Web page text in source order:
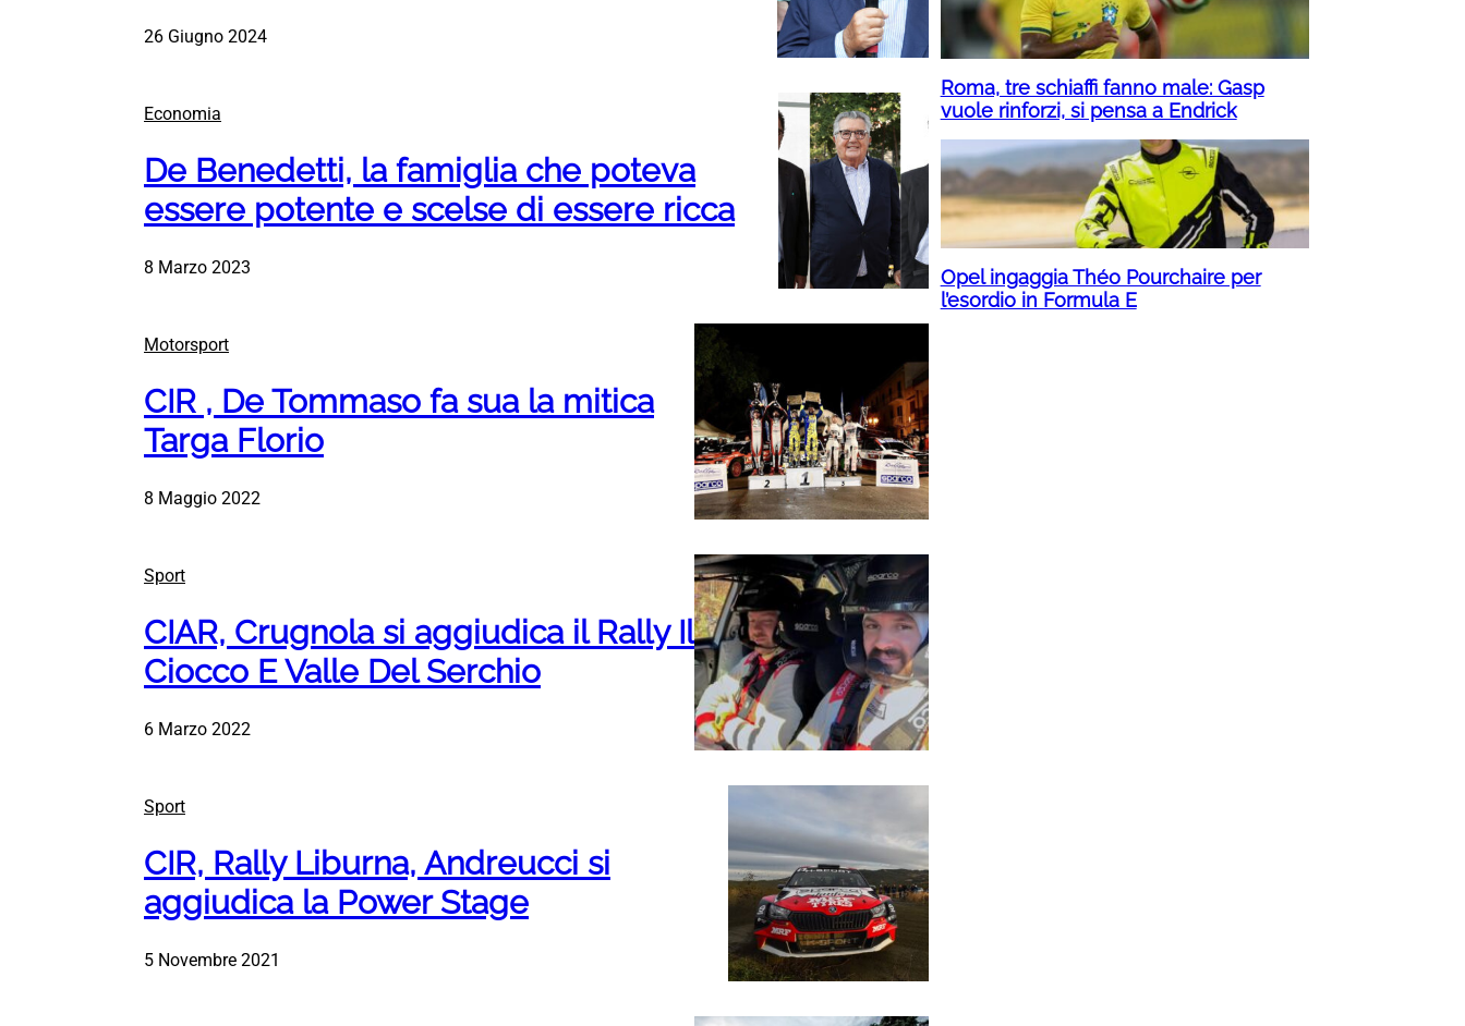
26 Giugno 2024
Economia
De Benedetti, la famiglia che poteva
essere potente e scelse di essere ricca
8 Marzo 2023
Motorsport
CIR , De Tommaso fa sua la mitica
Targa Florio
8 Maggio 2022
Sport
CIAR, Crugnola si aggiudica il Rally Il
Ciocco E Valle Del Serchio
6 Marzo 2022
Sport
CIR, Rally Liburna, Andreucci si
aggiudica la Power Stage
5 Novembre 2021
Roma, tre schiaffi fanno male: Gasp
vuole rinforzi, si pensa a Endrick
Opel ingaggia Théo Pourchaire per
l’esordio in Formula E